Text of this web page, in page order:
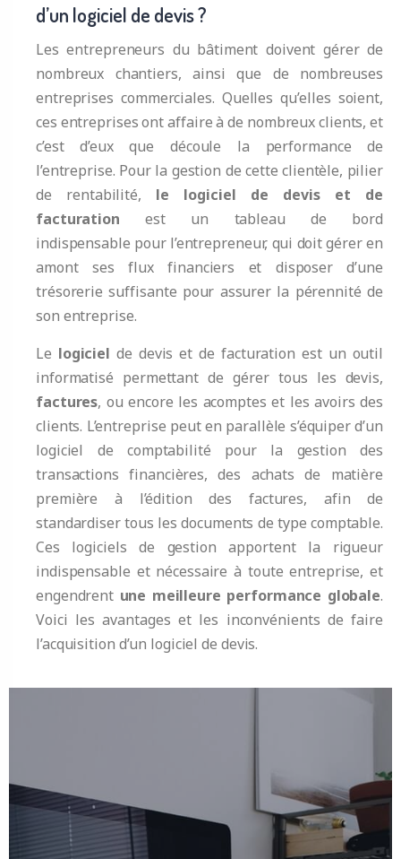
d’un logiciel de devis ?
Les entrepreneurs du bâtiment doivent gérer de
nombreux chantiers, ainsi que de nombreuses
entreprises commerciales. Quelles qu’elles soient,
ces entreprises ont affaire à de nombreux clients, et
c’est d’eux que découle la performance de
l’entreprise. Pour la gestion de cette clientèle, pilier
de rentabilité, le logiciel de devis et de
facturationest un tableau de bord
indispensable pour l’entrepreneur, qui doit gérer en
amont ses flux financiers et disposer d’une
trésorerie suffisante pour assurer la pérennité de
son entreprise.
Le logicielde devis et de facturation est un outil
informatisé permettant de gérer tous les devis,
factures, ou encore les acomptes et les avoirs des
clients. L’entreprise peut en parallèle s’équiper d’un
logiciel de comptabilité pour la gestion des
transactions financières, des achats de matière
première à l’édition des factures, afin de
standardiser tous les documents de type comptable.
Ces logiciels de gestion apportent la rigueur
indispensable et nécessaire à toute entreprise, et
engendrent une meilleure performance globale.
Voici les avantages et les inconvénients de faire
l’acquisition d’un logiciel de devis.